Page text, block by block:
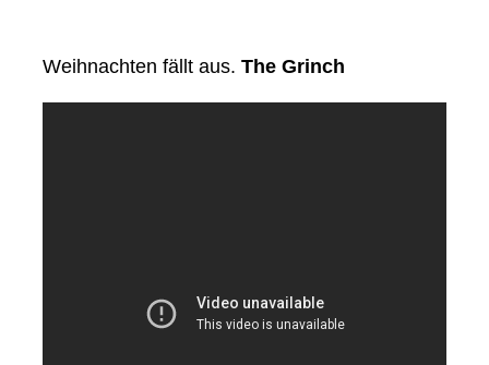
Weihnachten fällt aus. The Grinch